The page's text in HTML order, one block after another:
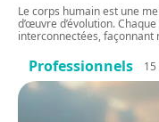
Le corps humain est une
d’œuvre d’évolution.
interconnectées, façonnant
Professionnels